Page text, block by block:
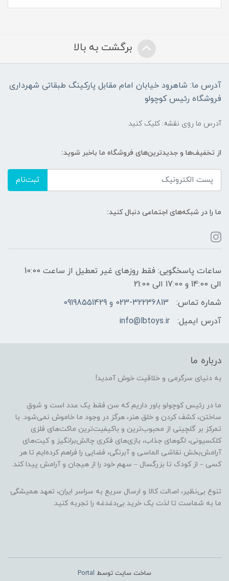
برگشت به بالا
آدرس ما: شاهرود خیابان امام مقابل پارکینگ طبقاتی شهرداری
فروشگاه رئیس کوچولو
آدرس ما روی نقشه: کلیک کنید
از تخفیف‌ها و جدیدترین‌های فروشگاه ما باخبر شوید:
ثبت‌نام
ما را در شبکه‌های اجتماعی دنبال کنید:
ساعات پاسخگویی: فقط روزهای غیر تعطیل از ساعت 10:00
الی 14:00 و 17:00 الی 21:00
شماره تماس:
023-32236813 و 09198551429
آدرس ایمیل:
info@lbtoys.ir
درباره ما
به دنیای سرگرمی و خلاقیت خوش آمدید!
ما در رئیس کوچولو باور داریم که سن فقط یک عدد است و شوقِ
ساختن، کشف کردن و خلق هنر، هرگز در وجود ما خاموش نمی‌شود. با
تمرکز بر گلچینی از محبوب‌ترین و باکیفیت‌ترین ماکت‌های فلزی
کلکسیونی، لگوهای جذاب، بازی‌های فکری چالش‌برانگیز و کیت‌های
آرامش‌بخش نقاشی الماسی و آبرنگی، فضایی را فراهم کرده‌ایم تا هر
کسی – از کودک تا بزرگسال – سهم خود را از هیجان و آرامش پیدا کند.
تنوع بی‌نظیر، اصالت کالا و ارسال سریع به سراسر ایران، تعهد همیشگی
ما به شماست تا لذت یک خرید بی‌دغدغه را تجربه کنید.
ساخت سایت توسط Portal